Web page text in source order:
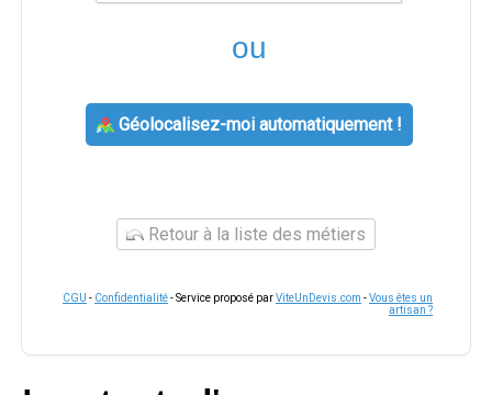
ou
Géolocalisez-moi automatiquement !
Retour à la liste des métiers
CGU - Confidentialité- Service proposé parViteUnDevis.com -Vous êtes un
artisan ?